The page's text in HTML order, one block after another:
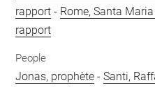
rapport - Rome, Santa
rapport
People
Jonas, prophète -Santi,